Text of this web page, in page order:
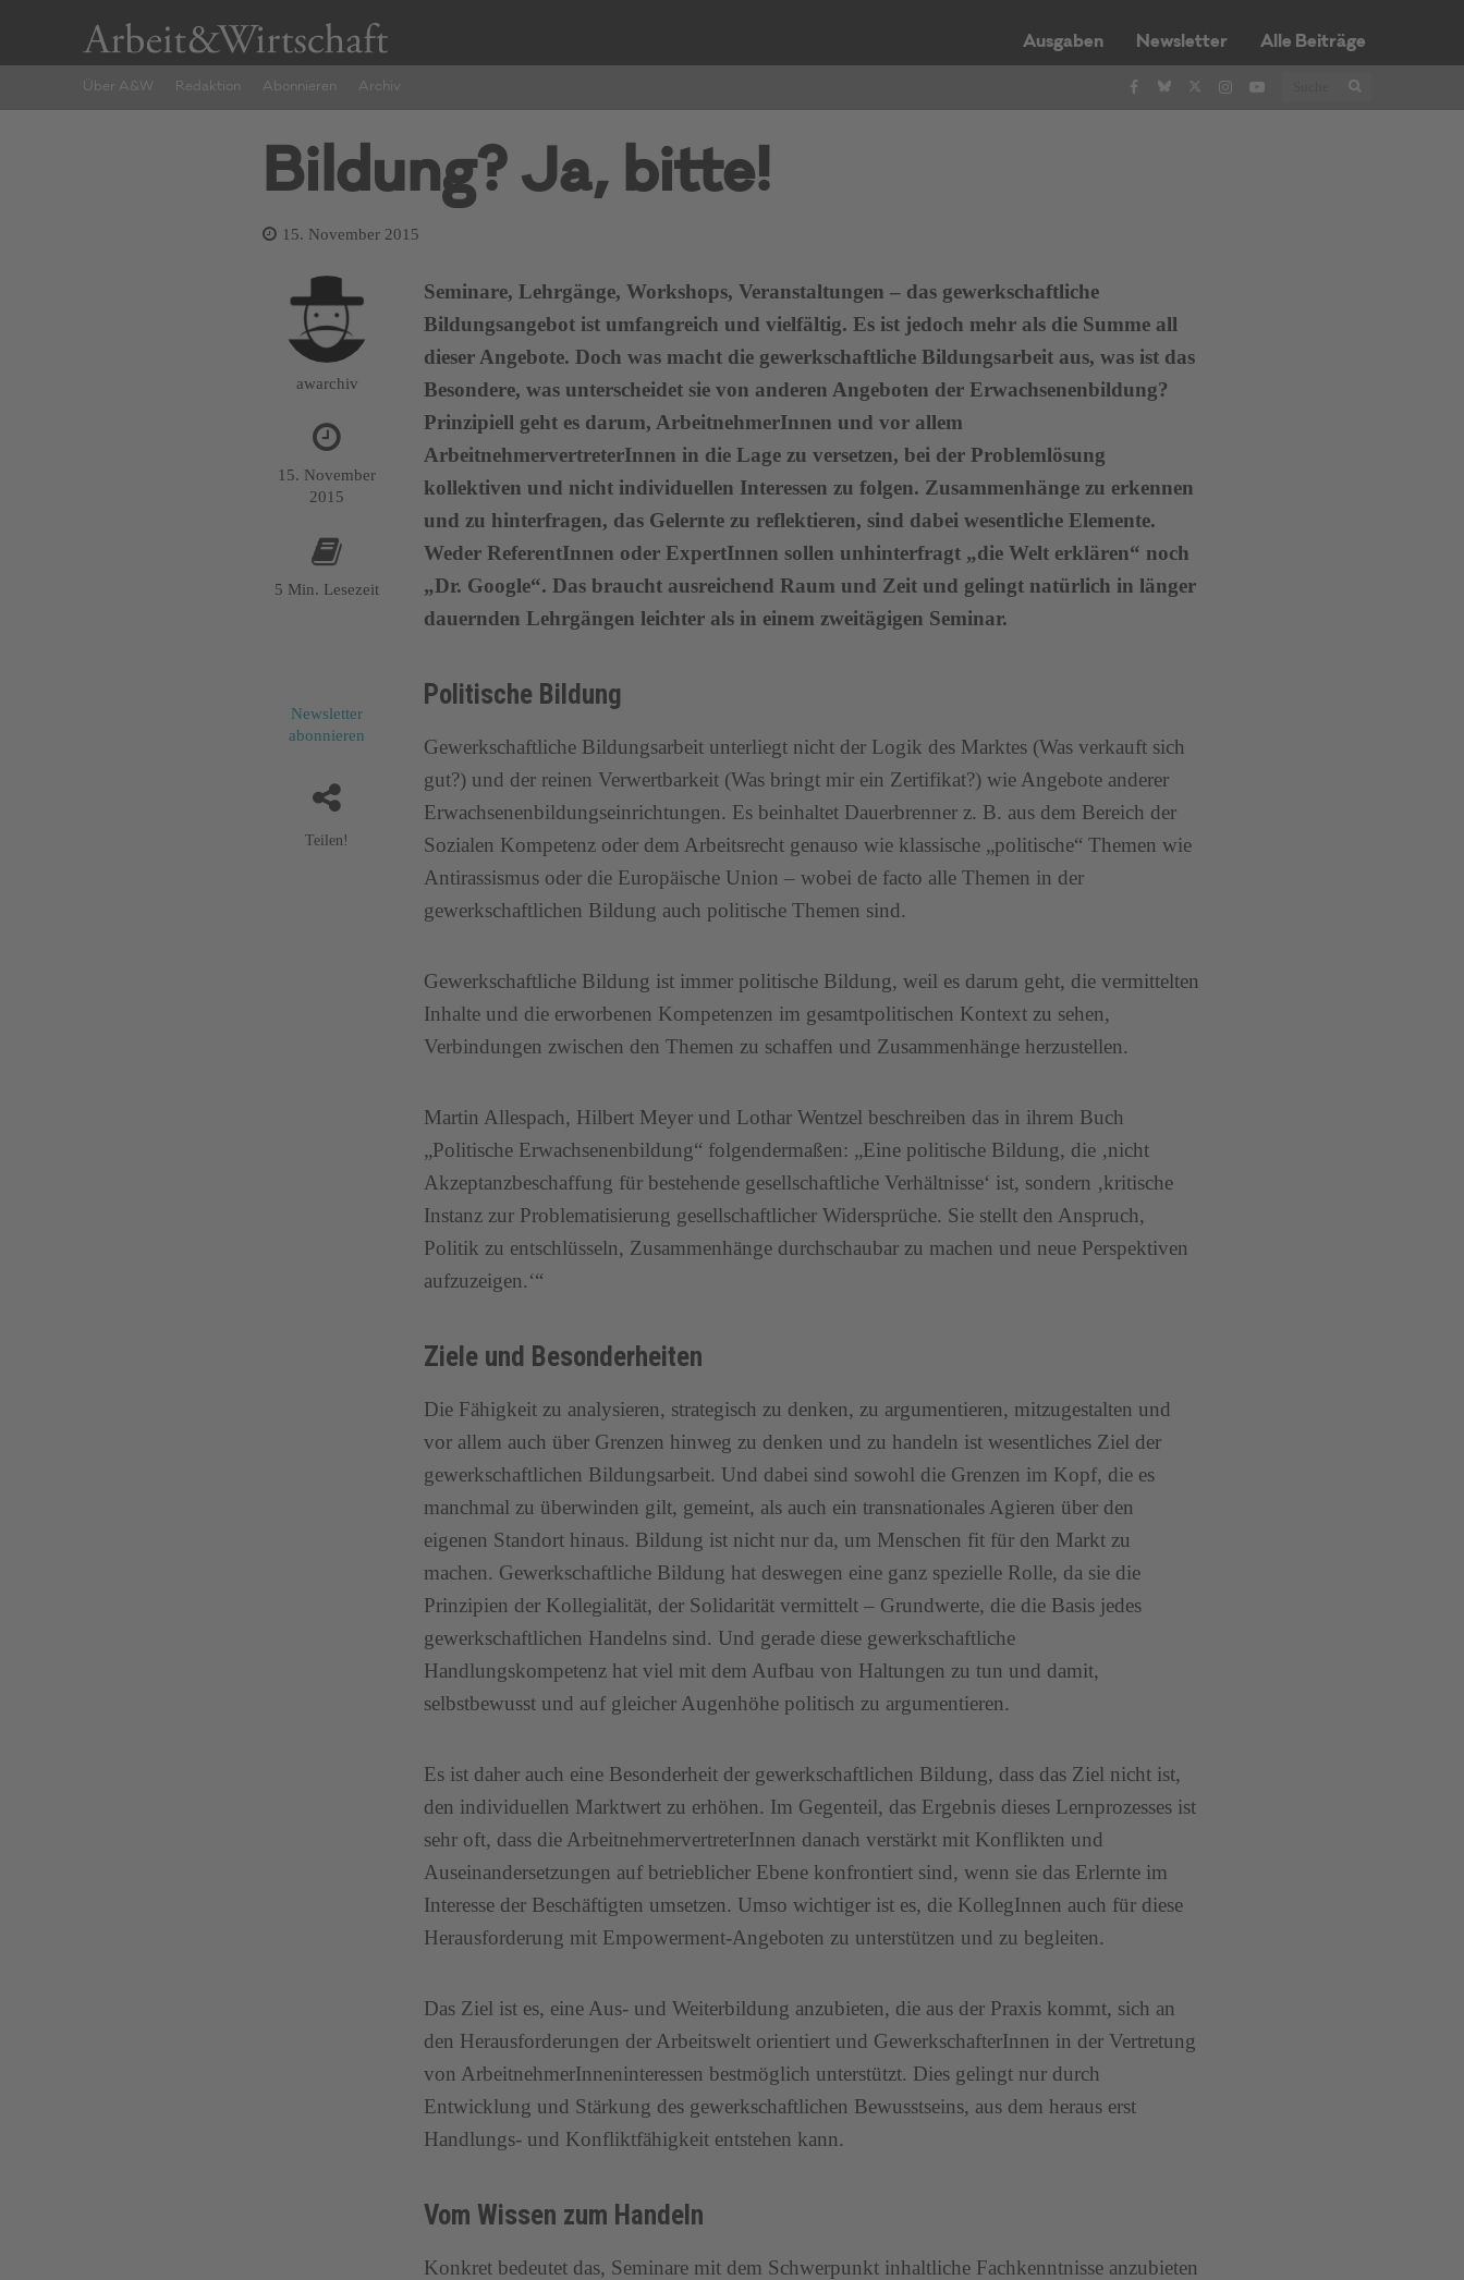
Ausgaben Newsletter Alle Beiträge
Über A&W Redaktion Abonnieren Archiv
Bildung? Ja, bitte!
15. November 2015
awarchiv
15. November
2015
5 Min. Lesezeit
Newsletter
abonnieren
Teilen!
Seminare, Lehrgänge, Workshops, Veranstaltungen – das gewerkschaftliche
Bildungsangebot ist umfangreich und vielfältig. Es ist jedoch mehr als die Summe all
dieser Angebote. Doch was macht die gewerkschaftliche Bildungsarbeit aus, was ist das
Besondere, was unterscheidet sie von anderen Angeboten der Erwachsenenbildung?
Prinzipiell geht es darum, ArbeitnehmerInnen und vor allem
ArbeitnehmervertreterInnen in die Lage zu versetzen, bei der Problemlösung
kollektiven und nicht individuellen Interessen zu folgen. Zusammenhänge zu erkennen
und zu hinterfragen, das Gelernte zu reflektieren, sind dabei wesentliche Elemente.
Weder ReferentInnen oder ExpertInnen sollen unhinterfragt „die Welt erklären“ noch
„Dr. Google“. Das braucht ausreichend Raum und Zeit und gelingt natürlich in länger
dauernden Lehrgängen leichter als in einem zweitägigen Seminar.
Politische Bildung
Gewerkschaftliche Bildungsarbeit unterliegt nicht der Logik des Marktes (Was verkauft sich
gut?) und der reinen Verwertbarkeit (Was bringt mir ein Zertifikat?) wie Angebote anderer
Erwachsenenbildungseinrichtungen. Es beinhaltet Dauerbrenner z. B. aus dem Bereich der
Sozialen Kompetenz oder dem Arbeitsrecht genauso wie klassische „politische“ Themen wie
Antirassismus oder die Europäische Union – wobei de facto alle Themen in der
gewerkschaftlichen Bildung auch politische Themen sind.
Gewerkschaftliche Bildung ist immer politische Bildung, weil es darum geht, die vermittelten
Inhalte und die erworbenen Kompetenzen im gesamtpolitischen Kontext zu sehen,
Verbindungen zwischen den Themen zu schaffen und Zusammenhänge herzustellen.
Martin Allespach, Hilbert Meyer und Lothar Wentzel beschreiben das in ihrem Buch
„Politische Erwachsenenbildung“ folgendermaßen: „Eine politische Bildung, die ‚nicht
Akzeptanzbeschaffung für bestehende gesellschaftliche Verhältnisse‘ ist, sondern ‚kritische
Instanz zur Problematisierung gesellschaftlicher Widersprüche. Sie stellt den Anspruch,
Politik zu entschlüsseln, Zusammenhänge durchschaubar zu machen und neue Perspektiven
aufzuzeigen.‘“
Ziele und Besonderheiten
Die Fähigkeit zu analysieren, strategisch zu denken, zu argumentieren, mitzugestalten und
vor allem auch über Grenzen hinweg zu denken und zu handeln ist wesentliches Ziel der
gewerkschaftlichen Bildungsarbeit. Und dabei sind sowohl die Grenzen im Kopf, die es
manchmal zu überwinden gilt, gemeint, als auch ein transnationales Agieren über den
eigenen Standort hinaus. Bildung ist nicht nur da, um Menschen fit für den Markt zu
machen. Gewerkschaftliche Bildung hat deswegen eine ganz spezielle Rolle, da sie die
Prinzipien der Kollegialität, der Solidarität vermittelt – Grundwerte, die die Basis jedes
gewerkschaftlichen Handelns sind. Und gerade diese gewerkschaftliche
Handlungskompetenz hat viel mit dem Aufbau von Haltungen zu tun und damit,
selbstbewusst und auf gleicher Augenhöhe politisch zu argumentieren.
Es ist daher auch eine Besonderheit der gewerkschaftlichen Bildung, dass das Ziel nicht ist,
den individuellen Marktwert zu erhöhen. Im Gegenteil, das Ergebnis dieses Lernprozesses ist
sehr oft, dass die ArbeitnehmervertreterInnen danach verstärkt mit Konflikten und
Auseinandersetzungen auf betrieblicher Ebene konfrontiert sind, wenn sie das Erlernte im
Interesse der Beschäftigten umsetzen. Umso wichtiger ist es, die KollegInnen auch für diese
Herausforderung mit Empowerment-Angeboten zu unterstützen und zu begleiten.
Das Ziel ist es, eine Aus- und Weiterbildung anzubieten, die aus der Praxis kommt, sich an
den Herausforderungen der Arbeitswelt orientiert und GewerkschafterInnen in der Vertretung
von ArbeitnehmerInneninteressen bestmöglich unterstützt. Dies gelingt nur durch
Entwicklung und Stärkung des gewerkschaftlichen Bewusstseins, aus dem heraus erst
Handlungs- und Konfliktfähigkeit entstehen kann.
Vom Wissen zum Handeln
Konkret bedeutet das, Seminare mit dem Schwerpunkt inhaltliche Fachkenntnisse anzubieten